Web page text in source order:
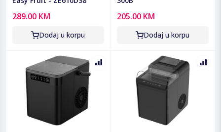
289.00 KM
Dodaj u korpu
205.00 KM
Dodaj u korpu